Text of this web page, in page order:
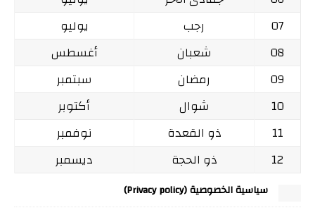
07
رجب
يوليو
08
شعبان
أغسطس
09
رمضان
سبتمبر
10
شوال
أكتوبر
11
ذو القعدة
نوفمبر
12
ذو الحجة ديسمبر
سياسية الخصوصية (Privacy policy)